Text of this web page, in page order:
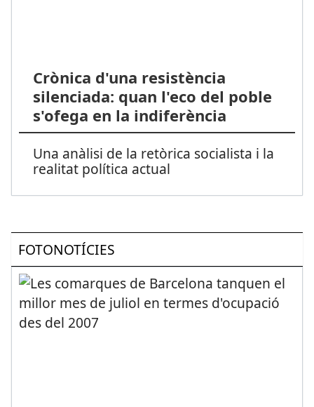
Crònica d'una resistència
silenciada: quan l'eco del poble
s'ofega en la indiferència
Una anàlisi de la retòrica socialista i la
realitat política actual
FOTONOTÍCIES